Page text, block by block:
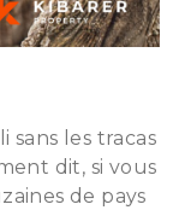
sans les tracas
dit, si vous
de pays